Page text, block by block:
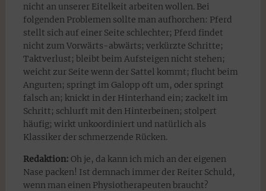
nicht an unserer Eitelkeit arbeiten wollen. Bei
folgenden Problemen sollte man aufhorchen: Pferd
stellt sich auf einer Seite schlechter; Pferd findet
nicht zum Vorwärts-abwärts; verkürzte Schritte;
Taktverlust; bleibt beim Aufsteigen nicht stehen;
weicht zur Seite wenn der Sattel kommt; flucht beim
Angurten; springt im Galopp oft um, oder springt
falsch an; knickt in der Hinterhand ein; zackelt im
Schritt; schlurft mit den Hinterbeinen; stolpert
häufig; wirkt unkoordiniert und natürlich als
Klassiker der schmerzende Rücken.
Redaktion: Oh je, da kann ich mich an der eigenen
Nase packen! Ist demnach immer der Reiter Schuld,
wenn man einen Physiotherapeuten braucht?